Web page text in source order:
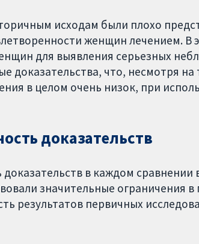
исходам были плохо
женщин лечением. В
для выявления серьезных
доказательства, что, несмотря
в целом очень низок, при
доказательств
в каждом сравнении
значительные ограничения
результатов первичных